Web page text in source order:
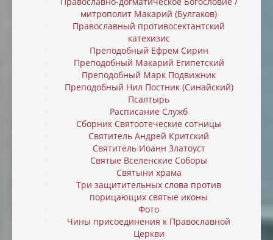
митрополит Макарий (Булгаков)
Православный противосектантский
катехизис
Преподобный Ефрем Сирин
Преподобный Макарий Египетский
Преподобный Марк Подвижник
Преподобный Нил Постник (Синайский)
Псалтырь
Расписание Служб
Сборник Святоотеческие сотницы
Святитель Андрей Критский
Святитель Иоанн Златоуст
Святые Вселенские Соборы
Святыни храма
Три защитительных слова против
порицающих святые иконы
Фото
Чины присоединения к Православной
Церкви